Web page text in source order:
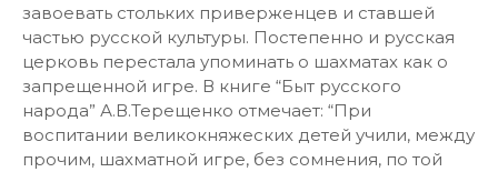
завоевать стольких приверженцев и ставшей
частью русской культуры. Постепенно и русская
церковь перестала упоминать о шахматах как о
запрещенной игре. В книге “Быт русского
народа” А.В.Терещенко отмечает: “При
воспитании великокняжеских детей учили, между
прочим, шахматной игре, без сомнения, по той